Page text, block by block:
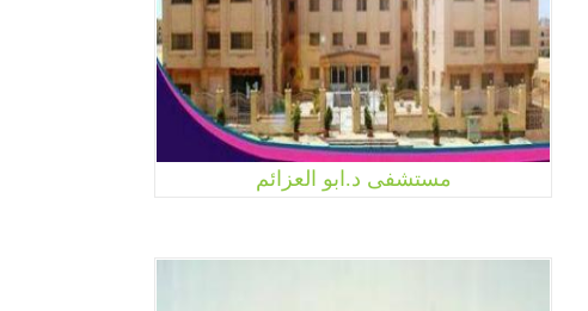
مستشفى د.ابو العزائم